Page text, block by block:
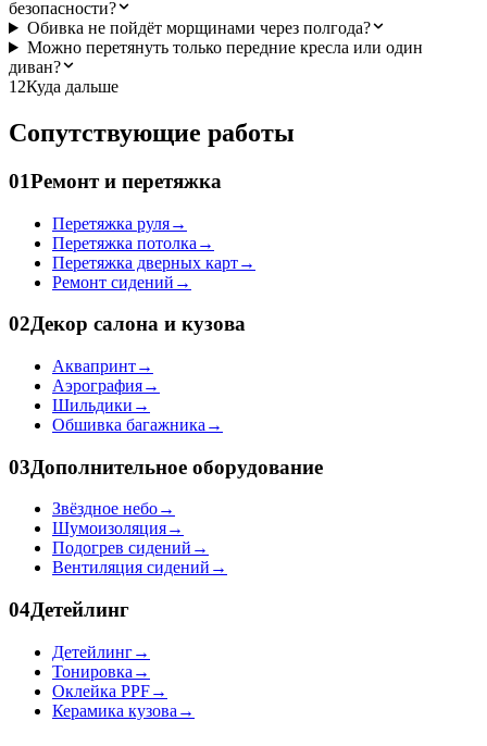
безопасности?
Обивка не пойдёт морщинами через полгода?
Можно перетянуть только передние кресла или один
диван?
12Куда дальше
Сопутствующие работы
01Ремонт и перетяжка
Перетяжка руля→
Перетяжка потолка →
Перетяжка дверных карт→
Ремонт сидений →
02Декор салона и кузова
Аквапринт→
Аэрография→
Шильдики →
Обшивка багажника →
03Дополнительное оборудование
Звёздное небо→
Шумоизоляция→
Подогрев сидений →
Вентиляция сидений →
04Детейлинг
Детейлинг→
Тонировка →
Оклейка PPF→
Керамика кузова →